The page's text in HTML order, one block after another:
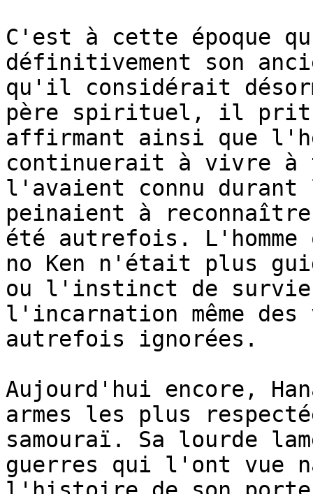
C'est à cette époque
définitivement son
qu'il considérait
père spirituel, il prit
affirmant ainsi que
continuerait à vivre à
l'avaient connu durant
peinaient à
été autrefois. L'homme
no Ken n'était plus
ou l'instinct de
l'incarnation même
autrefois ignorées.
Aujourd'hui encore,
armes les plus
samouraï. Sa lourde
guerres qui l'ont vue